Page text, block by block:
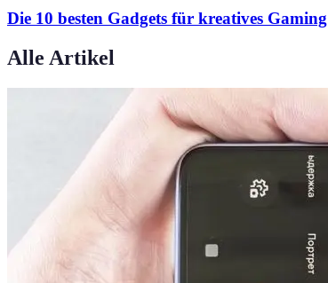
Die 10 besten Gadgets für kreatives Gaming
Alle Artikel